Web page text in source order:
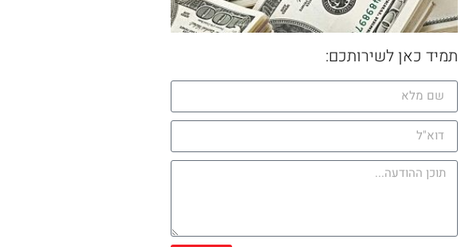
תמיד כאן לשירותכם: